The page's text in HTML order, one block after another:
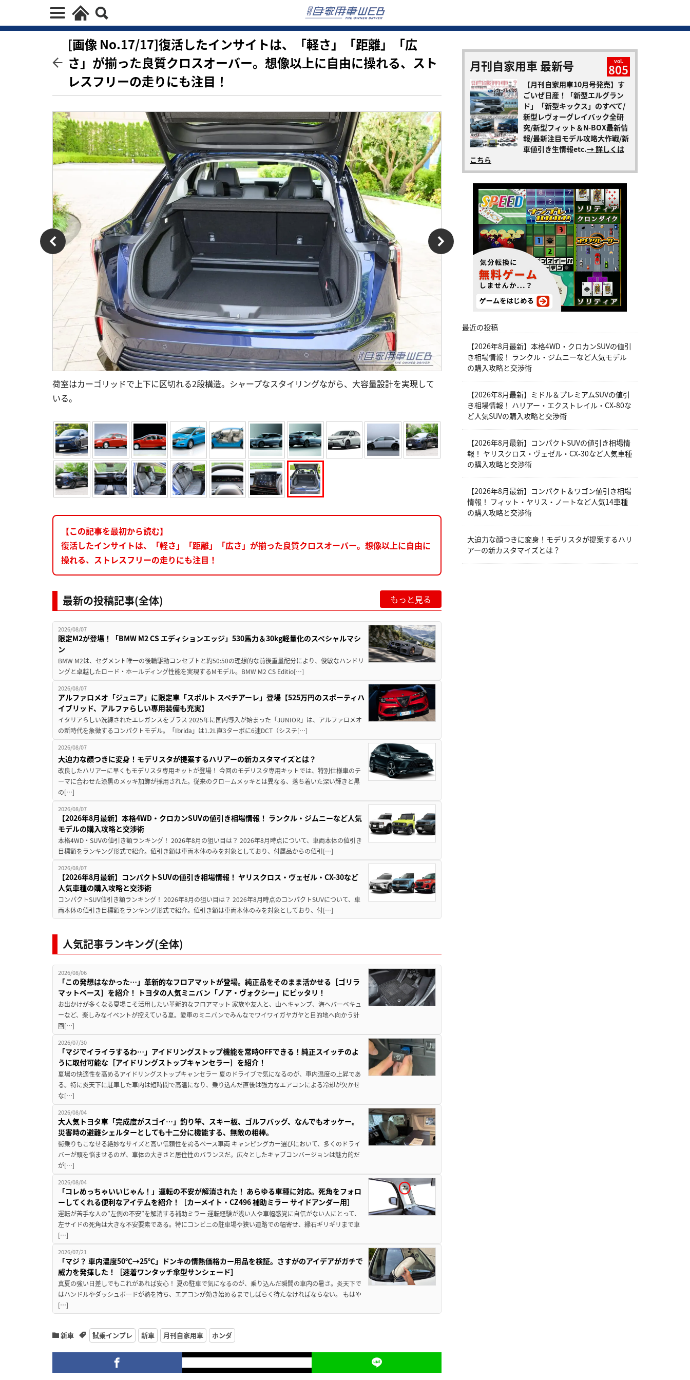
[画像 No.17/17]復活したインサイトは、「軽さ」「距離」「広
さ」が揃った良質クロスオーバー。想像以上に自由に操れる、スト
レスフリーの走りにも注目！
荷室はカーゴリッドで上下に区切れる2段構造。シャープなスタイリングながら、大容量設計を実現して
いる。
【この記事を最初から読む】
復活したインサイトは、「軽さ」「距離」「広さ」が揃った良質クロスオーバー。想像以上に自由に
操れる、ストレスフリーの走りにも注目！
最新の投稿記事(全体) もっと見る
2026/08/07
限定M2が登場！「BMW M2 CS エディションエッジ」530馬力＆30kg軽量化のスペシャルマシ
ン
BMW M2は、セグメント唯一の後輪駆動コンセプトと約50:50の理想的な前後重量配分により、俊敏なハンドリ
ングと卓越したロード・ホールディング性能を実現するMモデル。BMW M2 CS Editio[…]
2026/08/07
アルファロメオ「ジュニア」に限定車「スポルト スペチアーレ」登場【525万円のスポーティハ
イブリッド、アルファらしい専用装備も充実】
イタリアらしい洗練されたエレガンスをプラス 2025年に国内導入が始まった「JUNIOR」は、アルファロメオ
の新時代を象徴するコンパクトモデル。「Ibrida」は1.2L直3ターボに6速DCT（システ[…]
2026/08/07
大迫力な顔つきに変身！モデリスタが提案するハリアーの新カスタマイズとは？
改良したハリアーに早くもモデリスタ専用キットが登場！ 今回のモデリスタ専用キットでは、特別仕様車のテ
ーマに合わせた漆黒のメッキ加飾が採用された。従来のクロームメッキとは異なる、落ち着いた深い輝きと黒
の[…]
2026/08/07
【2026年8月最新】本格4WD・クロカンSUVの値引き相場情報！ ランクル・ジムニーなど人気
モデルの購入攻略と交渉術
本格4WD・SUVの値引き額ランキング！ 2026年8月の狙い目は？ 2026年8月時点について、車両本体の値引き
目標額をランキング形式で紹介。値引き額は車両本体のみを対象としており、付属品からの値引[…]
2026/08/07
【2026年8月最新】コンパクトSUVの値引き相場情報！ ヤリスクロス・ヴェゼル・CX-30など
人気車種の購入攻略と交渉術
コンパクトSUV値引き額ランキング！ 2026年8月の狙い目は？ 2026年8月時点のコンパクトSUVについて、車
両本体の値引き目標額をランキング形式で紹介。値引き額は車両本体のみを対象としており、付[…]
人気記事ランキング(全体)
2026/08/06
「この発想はなかった…」革新的なフロアマットが登場。純正品をそのまま活かせる［ゴリラ
マットベース］を紹介！ トヨタの人気ミニバン「ノア・ヴォクシー」にピッタリ！
お出かけが多くなる夏場こそ活用したい革新的なフロアマット 家族や友人と、山へキャンプ、海へバーベキュ
ーなど、楽しみなイベントが控えている夏。愛車のミニバンでみんなでワイワイガヤガヤと目的地へ向かう計
画[…]
2026/07/30
「マジでイライラするわ…」アイドリングストップ機能を常時OFFできる！純正スイッチのよ
うに取付可能な［アイドリングストップキャンセラー］を紹介！
夏場の快適性を高めるアイドリングストップキャンセラー 夏のドライブで気になるのが、車内温度の上昇であ
る。特に炎天下に駐車した車内は短時間で高温になり、乗り込んだ直後は強力なエアコンによる冷却が欠かせ
な[…]
2026/08/04
大人気トヨタ車「完成度がスゴイ…」釣り竿、スキー板、ゴルフバッグ、なんでもオッケー。
災害時の避難シェルターとしても十二分に機能する、無敵の相棒。
街乗りもこなせる絶妙なサイズと高い信頼性を誇るベース車両 キャンピングカー選びにおいて、多くのドライ
バーが頭を悩ませるのが、車体の大きさと居住性のバランスだ。広々としたキャブコンバージョンは魅力的だ
が[…]
2026/08/04
「コレめっちゃいいじゃん！」運転の不安が解消された！ あらゆる車種に対応。死角をフォロ
ーしてくれる便利なアイテムを紹介！［カーメイト・CZ496 補助ミラー サイドアンダー用］
運転が苦手な人の”左側の不安”を解消する補助ミラー 運転経験が浅い人や車幅感覚に自信がない人にとって、
左サイドの死角は大きな不安要素である。特にコンビニの駐車場や狭い道路での幅寄せ、縁石ギリギリまで車
[…]
2026/07/21
「マジ？ 車内温度50℃→25℃」ドンキの情熱価格カー用品を検証。さすがのアイデアがガチで
威力を発揮した！［速着ワンタッチ傘型サンシェード］
真夏の強い日差しでもこれがあれば安心！ 夏の駐車で気になるのが、乗り込んだ瞬間の車内の暑さ。炎天下で
はハンドルやダッシュボードが熱を持ち、エアコンが効き始めるまでしばらく待たなければならない。 もはや
[…]
新車 試乗インプレ 新車 月刊自家用車 ホンダ
月刊自家用車 最新号 vol.
805
【月刊自家用車10月号発売】す
ごいぜ日産！「新型エルグラン
ド」「新型キックス」のすべて/
新型レヴォーグレイバック全研
究/新型フィット＆N-BOX最新情
報/最新注目モデル攻略大作戦/新
車値引き生情報etc.→ 詳しくは
こちら
最近の投稿
【2026年8月最新】本格4WD・クロカンSUVの値引
き相場情報！ ランクル・ジムニーなど人気モデル
の購入攻略と交渉術
【2026年8月最新】ミドル＆プレミアムSUVの値引
き相場情報！ ハリアー・エクストレイル・CX-80な
ど人気SUVの購入攻略と交渉術
【2026年8月最新】コンパクトSUVの値引き相場情
報！ ヤリスクロス・ヴェゼル・CX-30など人気車種
の購入攻略と交渉術
【2026年8月最新】コンパクト＆ワゴン値引き相場
情報！ フィット・ヤリス・ノートなど人気14車種
の購入攻略と交渉術
大迫力な顔つきに変身！モデリスタが提案するハリ
アーの新カスタマイズとは？